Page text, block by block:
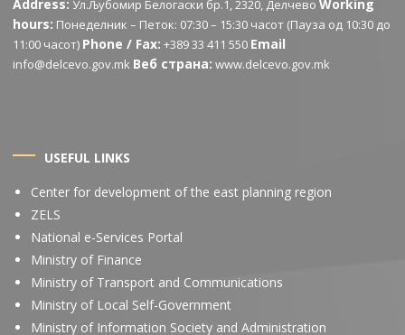
Address: Ул.Љубомир Белогаски бр.1, 2320, ДелчевоWorking
hours: Понеделник – Петок: 07:30 – 15:30 часот (Пауза од 10:30 до
11:00 часот) Phone / Fax: +389 33 411 550 Email
info@delcevo.gov.mk Веб страна: www.delcevo.gov.mk
USEFUL LINKS
Center for development of the east planning region
ZELS
National e-Services Portal
Ministry of Finance
Ministry of Transport and Communications
Ministry of Local Self-Government
Ministry of Information Society and Administration